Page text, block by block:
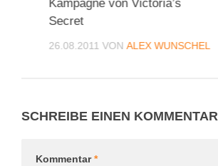
Kampagne von Victoria’s
Secret
26.08.2011 VONALEX WUNSCHEL
SCHREIBE EINEN KOMMENTAR
Kommentar*